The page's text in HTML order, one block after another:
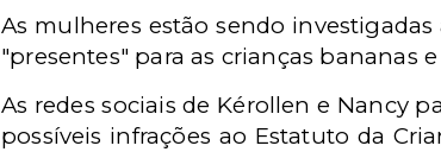
As mulheres estão sendo
"presentes" para as crianças bananas
As redes sociais de Kérollen e Nancy
possíveis infrações ao Estatuto da